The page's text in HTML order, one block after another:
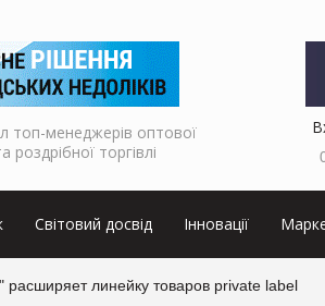
топ-менеджерів оптової
роздрібної торгівлі
Світовий досвід Інновації
линейку товаров private label